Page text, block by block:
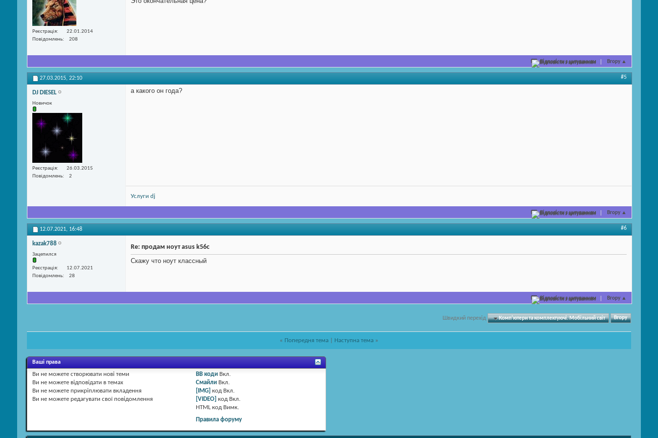
Реєстрація
22.01.2014
Повідомлень
208
Відповісти з цитуванням Вгору ▲
27.03.2015, 22:10 #5
DJ DIESEL
Новичок
Реєстрація
26.03.2015
Повідомлень
2
а какого он года?
Услуги dj
Відповісти з цитуванням Вгору ▲
12.07.2021, 16:48 #6
kazak788
Зацепился
Реєстрація
12.07.2021
Повідомлень
28
Re: продам ноут asus k56c
Скажу что ноут классный
Відповісти з цитуванням Вгору ▲
Швидкий перехід Комп'ютери та комплектуючі. Мобільний світ Вгору
« Попередня тема Наступна тема »
Ваші права
Ви не можете створювати нові теми
Ви не можете відповідати в темах
Ви не можете прикріплювати вкладення
Ви не можете редагувати свої повідомлення
BB коди Вкл.
Смайли Вкл.
[IMG] код Вкл.
[VIDEO] код Вкл.
HTML код Вимк.
Правила форуму